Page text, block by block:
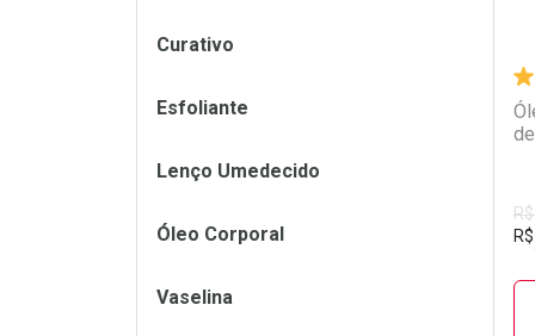
R$
Curativo
Esfoliante
Lenço Umedecido
Óleo Corporal
Vaselina